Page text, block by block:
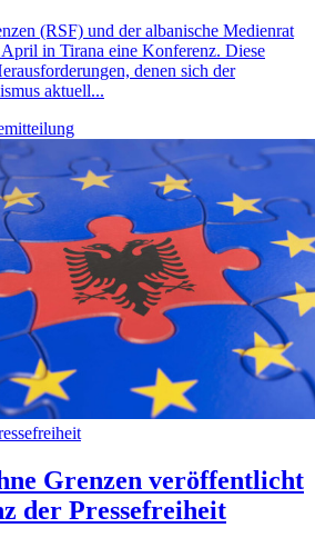
(RSF) und der albanische Medienrat
April in Tirana eine Konferenz. Diese
denen sich der
aktuell...
Grenzen veröffentlicht
der Pressefreiheit